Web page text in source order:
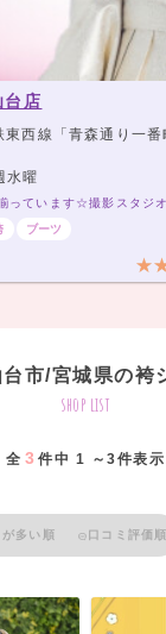
台店
線「青森通り一番町駅」南
水曜
ブーツ
市/宮城県の袴
shop list
全 3 件中 1 ～3件表示
多い順 口コミ評価順